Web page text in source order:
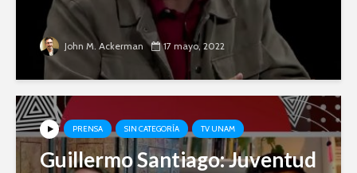
John M. Ackerman 17 mayo, 2022
PRENSA SIN CATEGORÍA TV UNAM
Guillermo Santiago: Juventud